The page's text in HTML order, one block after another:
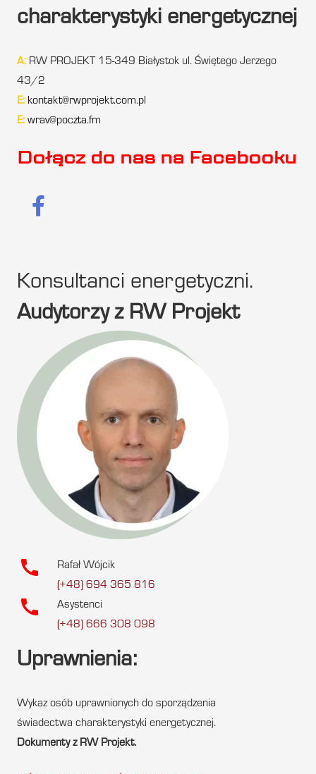
charakterystyki energetycznej
A: RW PROJEKT 15-349 Białystok ul. Świętego Jerzego
43/2
E: kontakt@rwprojekt.com.pl
E: wrav@poczta.fm
Dołącz do nas na Facebooku
Konsultanci energetyczni.
Audytorzy z RW Projekt
call
Rafał Wójcik
(+48) 694 365 816
call
Asystenci
(+48) 666 308 098
Uprawnienia:
Wykaz osób uprawnionych do sporządzenia
świadectwa charakterystyki energetycznej.
Dokumenty z RW Projekt.